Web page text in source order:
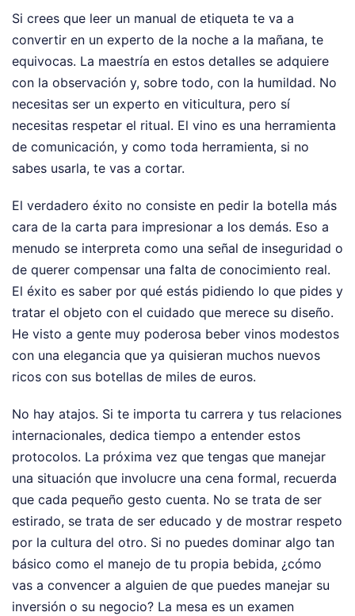
Si crees que leer un manual de etiqueta te va a
convertir en un experto de la noche a la mañana, te
equivocas. La maestría en estos detalles se adquiere
con la observación y, sobre todo, con la humildad. No
necesitas ser un experto en viticultura, pero sí
necesitas respetar el ritual. El vino es una herramienta
de comunicación, y como toda herramienta, si no
sabes usarla, te vas a cortar.
El verdadero éxito no consiste en pedir la botella más
cara de la carta para impresionar a los demás. Eso a
menudo se interpreta como una señal de inseguridad o
de querer compensar una falta de conocimiento real.
El éxito es saber por qué estás pidiendo lo que pides y
tratar el objeto con el cuidado que merece su diseño.
He visto a gente muy poderosa beber vinos modestos
con una elegancia que ya quisieran muchos nuevos
ricos con sus botellas de miles de euros.
No hay atajos. Si te importa tu carrera y tus relaciones
internacionales, dedica tiempo a entender estos
protocolos. La próxima vez que tengas que manejar
una situación que involucre una cena formal, recuerda
que cada pequeño gesto cuenta. No se trata de ser
estirado, se trata de ser educado y de mostrar respeto
por la cultura del otro. Si no puedes dominar algo tan
básico como el manejo de tu propia bebida, ¿cómo
vas a convencer a alguien de que puedes manejar su
inversión o su negocio? La mesa es un examen